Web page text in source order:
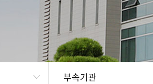
부속기관